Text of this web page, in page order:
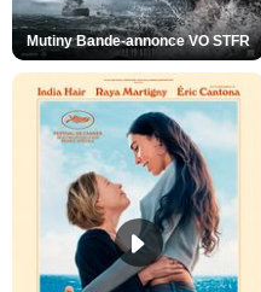
Mutiny Bande-annonce VO STFR